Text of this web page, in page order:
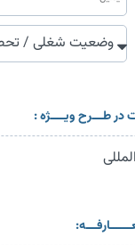
در طـــرح ویــــژه :